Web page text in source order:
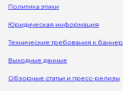
Политика этики
Юридическая информация
Технические требования к
Выходные данные
Обзорные статьи и пресс-релизы